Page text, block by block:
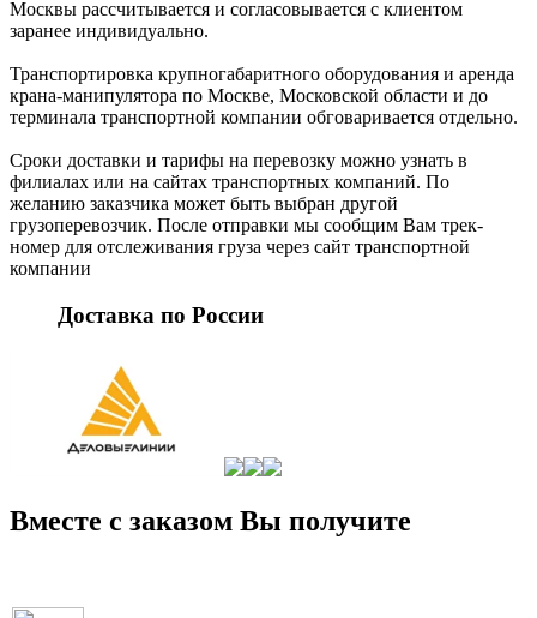
Москвы рассчитывается и согласовывается с клиентом
заранее индивидуально.
Транспортировка крупногабаритного оборудования и аренда
крана-манипулятора по Москве, Московской области и до
терминала транспортной компании обговаривается отдельно.
Сроки доставки и тарифы на перевозку можно узнать в
филиалах или на сайтах транспортных компаний. По
желанию заказчика может быть выбран другой
грузоперевозчик. После отправки мы сообщим Вам трек-
номер для отслеживания груза через сайт транспортной
компании
Доставка по России
Вместе с заказом Вы получите